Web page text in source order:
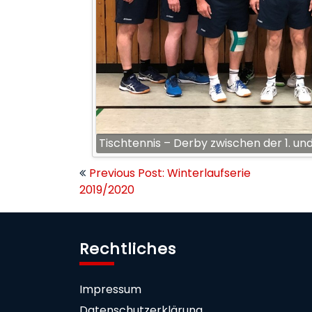
Tischtennis – Derby zwischen der 1.
Beitragsnavigation
Previous Post: Winterlaufserie
2019/2020
Rechtliches
Impressum